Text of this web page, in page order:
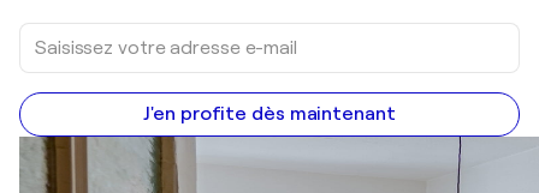
J'en profite dès maintenant